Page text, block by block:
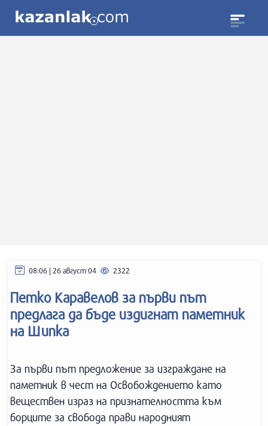
08:06 | 26 август 04 2322
Петко Каравелов за първи път
предлага да бъде издигнат паметник
на Шипка
За първи път предложение за изграждане на
паметник в чест на Освобождението като
веществен израз на признателността към
борците за свобода прави народният